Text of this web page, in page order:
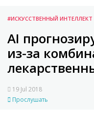
#ИСКУССТВЕННЫЙ ИНТЕЛЛЕКТ
AI
из-за
19 Jul 2018
Прослушать